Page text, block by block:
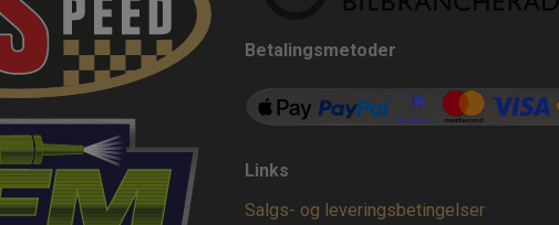
Betalingsmetoder
Links
Salgs- og leveringsbetingelser